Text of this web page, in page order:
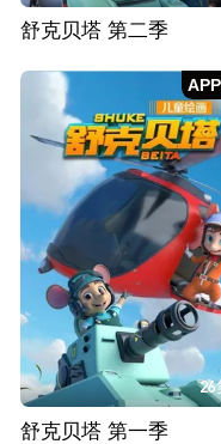
舒克贝塔 第二季
26
舒克贝塔 第一季